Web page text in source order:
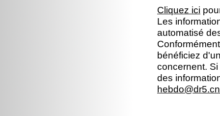
Cliquez ici
Les
automatisé
bénéficiez
concernent.
des